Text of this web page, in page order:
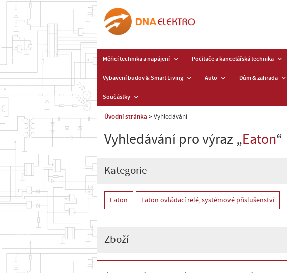
Měřicí technika a napájení Počítače a kancelářská technika
Vybavení budov & Smart Living Auto Dům & zahrada
Součástky
Úvodní stránka Vyhledávání
Vyhledávání pro výraz „Eaton“
Kategorie
Eaton Eaton ovládací relé, systémové příslušenství
Zboží